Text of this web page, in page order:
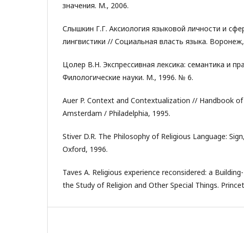
значения. М., 2006.
Слышкин Г.Г. Аксиология языковой личности и
лингвистики // Социальная власть языка.
Цолер В.Н. Экспрессивная лексика: семантика и
Филологические науки. М., 1996. № 6.
Auer P. Context and Contextualization // Handbook
Amsterdam / Philadelphia, 1995.
Stiver D.R. The Philosophy of Religious Language:
Oxford, 1996.
Taves A. Religious experience reconsidered: a
the Study of Religion and Other Special Things.